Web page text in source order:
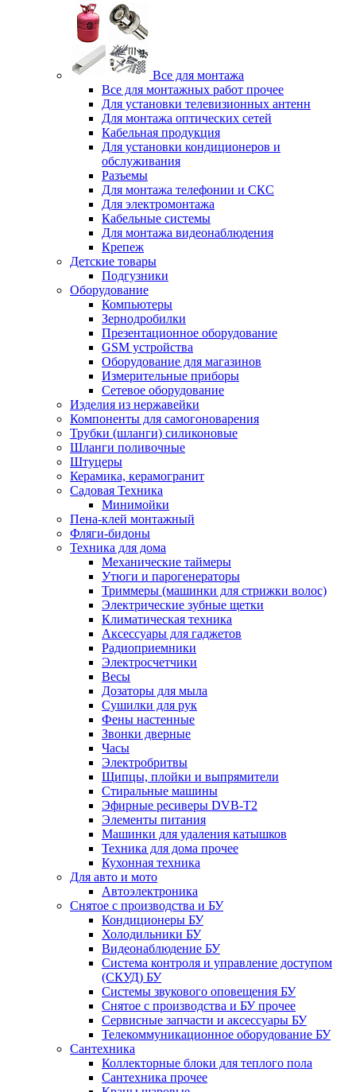
Все для монтажа
Все для монтажных работ прочее
Для установки телевизионных антенн
Для монтажа оптических сетей
Кабельная продукция
Для установки кондиционеров и
обслуживания
Разъемы
Для монтажа телефонии и СКС
Для электромонтажа
Кабельные системы
Для монтажа видеонаблюдения
Крепеж
Детские товары
Подгузники
Оборудование
Компьютеры
Зернодробилки
Презентационное оборудование
GSM устройства
Оборудование для магазинов
Измерительные приборы
Сетевое оборудование
Изделия из нержавейки
Компоненты для самогоноварения
Трубки (шланги) силиконовые
Шланги поливочные
Штуцеры
Керамика, керамогранит
Садовая Техника
Минимойки
Пена-клей монтажный
Фляги-бидоны
Техника для дома
Механические таймеры
Утюги и парогенераторы
Триммеры (машинки для стрижки волос)
Электрические зубные щетки
Климатическая техника
Аксессуары для гаджетов
Радиоприемники
Электросчетчики
Весы
Дозаторы для мыла
Сушилки для рук
Фены настенные
Звонки дверные
Часы
Электробритвы
Щипцы, плойки и выпрямители
Стиральные машины
Эфирные ресиверы DVB-T2
Элементы питания
Машинки для удаления катышков
Техника для дома прочее
Кухонная техника
Для авто и мото
Автоэлектроника
Снятое с производства и БУ
Кондиционеры БУ
Холодильники БУ
Видеонаблюдение БУ
Система контроля и управление доступом
(СКУД) БУ
Системы звукового оповещения БУ
Снятое с производства и БУ прочее
Сервисные запчасти и аксессуары БУ
Телекоммуникационное оборудование БУ
Сантехника
Коллекторные блоки для теплого пола
Сантехника прочее